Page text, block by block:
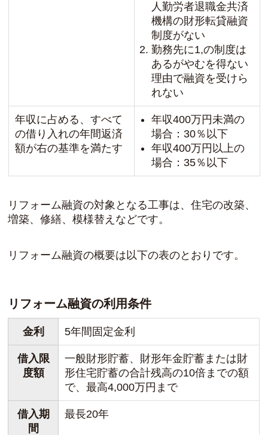
人勤労者退職金共済
機構の財形転貸融資
制度がない
勤務先に1,の制度は
あるがやむを得ない
理由で融資を受けら
れない
年収に占める、すべて
の借り入れの年間返済
額が右の基準を満たす
年収400万円未満の
場合：30％以下
年収400万円以上の
場合：35％以下
リフォーム融資の対象となる工事は、住宅の改築、
増築、修繕、模様替えなどです。
リフォーム融資の概要は以下の表のとおりです。
リフォーム融資の利用条件
金利 5年間固定金利
借入限
度額
一般財形貯蓄、財形年金貯蓄または財
形住宅貯蓄の合計残高の10倍までの額
で、最高4,000万円まで
借入期
間
最長20年